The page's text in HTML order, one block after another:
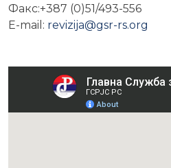
Факс:+387 (0)51/493-556
E-mail: revizija@gsr-rs.org